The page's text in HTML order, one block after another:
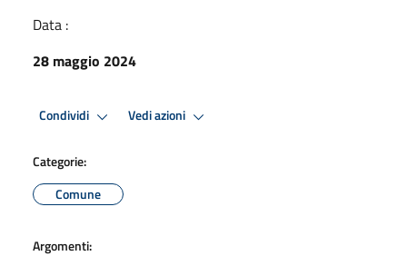
Data :
28 maggio 2024
Condividi Vedi azioni
Categorie:
Comune
Argomenti: